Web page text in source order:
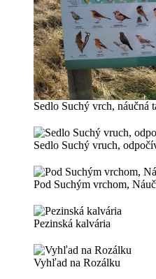
Sedlo Suchý vrch, náučná
Sedlo Suchý vruch,
Pod Suchým vrchom,
Pezinská kalvária
Vyhľad na Rozálku